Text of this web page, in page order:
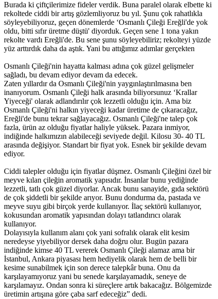
Burada ki çiftçilerimize fideler verdik. Buna paralel olarak elbette ki
rekoltede ciddi bir artış gözlemliyoruz bu yıl. Şunu çok rahatlıkla
söyleyebiliyoruz, geçen dönemlerde ‘Osmanlı Çileği Ereğli'de yok
oldu, bitti sıfır üretme düştü' diyorduk. Geçen sene 1 tona yakın
rekolte vardı Ereğli'de. Bu sene şunu söyleyebiliriz; rekolteyi yüzde
yüz arttırdık daha da aştık. Yani bu attığımız adımlar gerçekten
Osmanlı Çileği'nin hayatta kalması adına çok güzel gelişmeler
sağladı, bu devam ediyor devam da edecek.
Zaten yıllardır da Osmanlı Çileği'nin yaygınlaştırılmasına ben
inanıyorum. Osmanlı Çileği halk arasında biliyorsunuz ‘Krallar
Yiyeceği' olarak adlandırılır çok lezzetli olduğu için. Ama biz
Osmanlı Çileği'ni halkın yiyeceği kadar üretime de çıkaracağız,
Ereğli'de bunu tekrar sağlayacağız. Osmanlı Çileği'ne talep çok
fazla, ürün az olduğu fiyatlar haliyle yüksek. Pazara inmiyor,
indiğinde halkımızın alabileceği seviyede değil. Kilosu 30- 40 TL
arasında değişiyor. Standart bir fiyat yok. Esnek bir şekilde devam
ediyor.
Ciddi talepler olduğu için fiyatlar düşmez. Osmanlı Çileğini özel bir
meyve kılan çileğin aromatik yapısıdır. İnsanlar bunu yediğinde
lezzetli, tatlı çok güzel diyorlar. Ancak bunu sanayide, gıda sektörü
de çok şiddetli bir şekilde arıyor. Bunu dondurma da, pastada ve
meyve suyu gibi birçok yerde kullanıyor. İlaç sektörü kullanıyor,
kokusundan aromatik yapısından dolayı tatlandırıcı olarak
kullanıyor.
Dolayısıyla kullanım alanı çok yani sofralık olarak elit kesim
neredeyse yiyebiliyor dersek daha doğru olur. Bugün pazara
indiğinde kimse 40 TL vererek Osmanlı Çileği alamaz ama bir
İstanbul, Ankara piyasası hem hediyelik olarak hem de belli bir
kesime sunabilmek için son derece talepkâr buna. Onu da
karşılayamıyoruz yani bu senede karşılayamadık, seneye de
karşılamayız. Ondan sonra ki süreçlere artık bakacağız. Bölgemizde
üretimin artışına göre çaba sarf edeceğiz” dedi.